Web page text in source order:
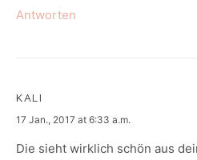
Antworten
KALI
says:
17 Jan., 2017 at 6:33 a.m.
Die sieht wirklich schön aus